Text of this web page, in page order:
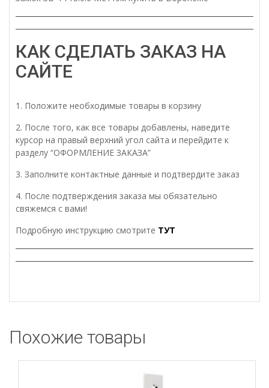
КАК СДЕЛАТЬ ЗАКАЗ НА
САЙТЕ
1. Положите необходимые товары в корзину
2. После того, как все товары добавлены, наведите
курсор на правый верхний угол сайта и перейдите к
разделу “ОФОРМЛЕНИЕ ЗАКАЗА”
3. Заполните контактные данные и подтвердите заказ
4. После подтверждения заказа мы обязательно
свяжемся с вами!
Подробную инструкцию смотрите ТУТ
Похожие товары